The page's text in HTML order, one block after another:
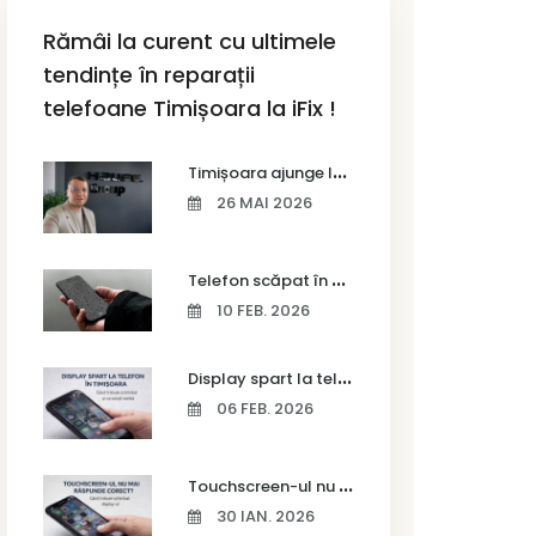
Rămâi la curent cu ultimele
tendințe în reparații
telefoane Timișoara la iFix !
T
imișoara ajunge la Vodafone Business Bootcamp prin Marius Cermian de la Armour România
26 MAI 2026
T
elefon scăpat în apă – ce trebuie să faci imediat și ce greșeli să eviți
10 FEB. 2026
D
isplay spart la telefon în Timișoara
06 FEB. 2026
T
ouchscreen-ul nu mai răspunde corect? Când trebuie schimbat display-ul
30 IAN. 2026